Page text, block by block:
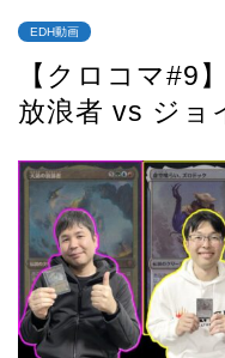
EDH動画
【クロコマ#9
放浪者 vs ジョ